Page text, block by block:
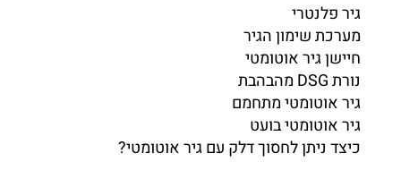
גיר פלנטרי
מערכת שימון הגיר
חיישן גיר אוטומטי
נורת DSG מהבהבת
גיר אוטומטי מתחמם
גיר אוטומטי בועט
כיצד ניתן לחסוך דלק עם גיר אוטומטי?